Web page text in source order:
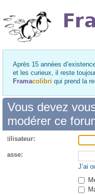
Après 15 années
et les curieux, il reste
Framacolibri qui prend la
Vous devez
modérer ce
passe:
J’ai